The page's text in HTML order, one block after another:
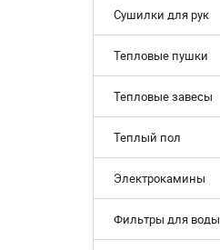
Сушилки для рук
Тепловые пушки
Тепловые завесы
Теплый пол
Электрокамины
Фильтры для воды